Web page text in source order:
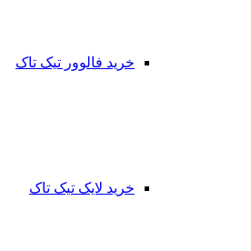
خرید فالوور تیک تاک
خرید لایک تیک تاک